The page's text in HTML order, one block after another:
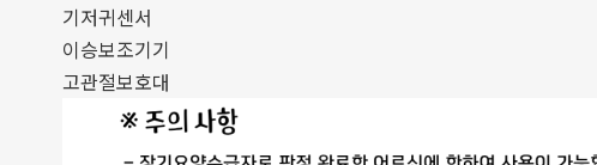
기저귀센서
이승보조기기
고관절보호대